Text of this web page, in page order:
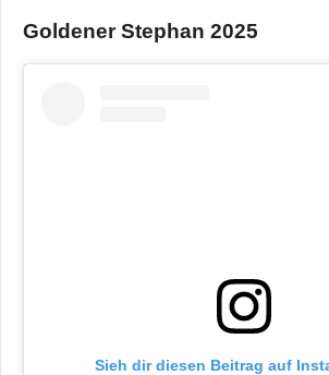
Goldener Stephan 2025
Sieh dir diesen Beitrag auf